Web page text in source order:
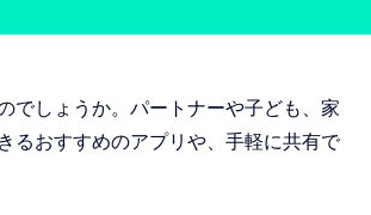
でしょうか。パートナーや子ども、家
るおすすめのアプリや、手軽に共有で